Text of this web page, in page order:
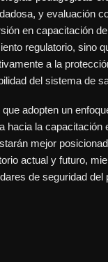
y evaluación
en capacitación
regulatorio, sino
a la
del sistema de
adopten un
hacia la capacitación
mejor
actual y futuro,
de seguridad del